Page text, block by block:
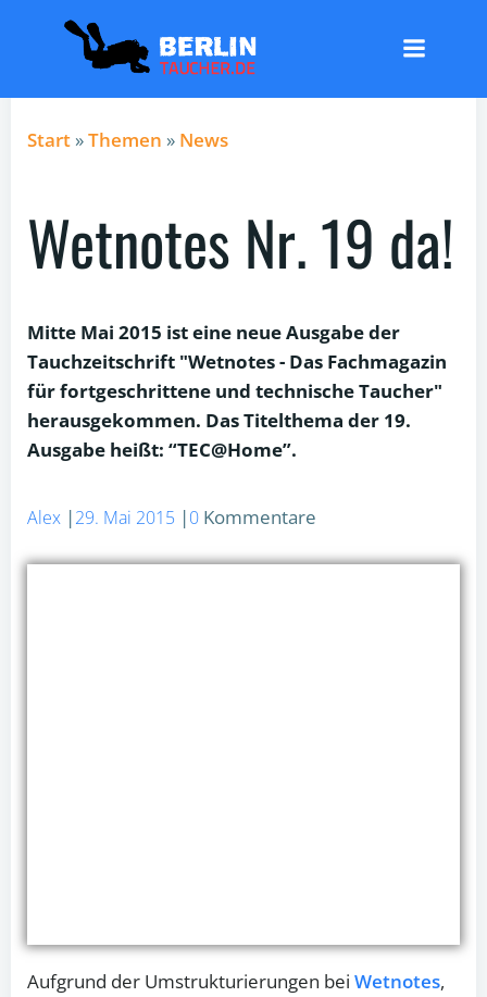
Inhalt
springen
Start »Themen » News
Wetnotes Nr. 19 da!
Mitte Mai 2015 ist eine neue Ausgabe der
Tauchzeitschrift "Wetnotes - Das Fachmagazin
für fortgeschrittene und technische Taucher"
herausgekommen. Das Titelthema der 19.
Ausgabe heißt: “TEC@Home”.
Alex |29. Mai 2015 |0 Kommentare
Aufgrund der Umstrukturierungen bei Wetnotes,